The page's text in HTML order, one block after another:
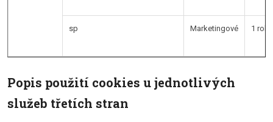
sp Marketingové 1 rok
Popis použití cookies u jednotlivých
služeb třetích stran